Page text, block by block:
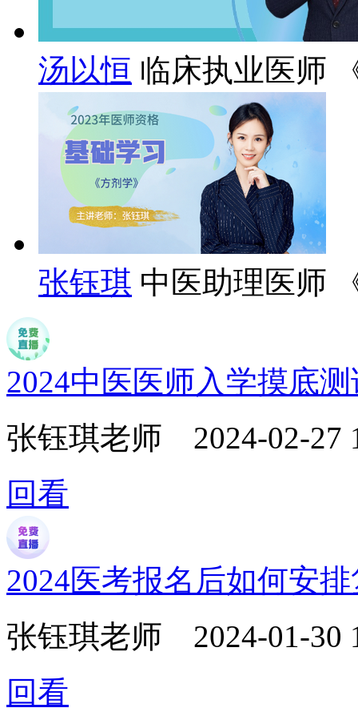
汤以恒 临床执业医师
张钰琪 中医助理医师
2024中医医师入学摸底
张钰琪老师 2024-02-27
回看
2024医考报名后如何安
张钰琪老师 2024-01-30
回看